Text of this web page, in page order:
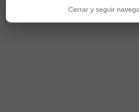
Cerrar y seguir